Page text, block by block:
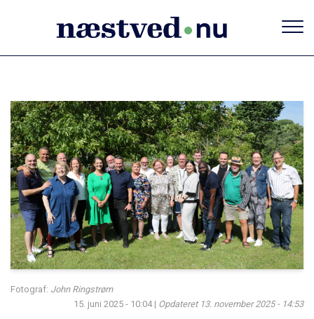
hovedindhold
Fotograf: John Ringstrøm
15. juni 2025 - 10:04| Opdateret 13. november 2025 - 14:53